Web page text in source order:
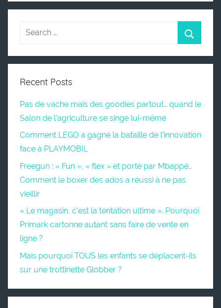
Recent Posts
Pas de vache mais des goodies partout… quand le
Salon de l’agriculture se singe lui-même
Comment LEGO a gagné la bataille de l’innovation
face à PLAYMOBIL
Freegun : « Fun », « flex » et porté par Mbappé…
Comment le boxer des ados a réussi à ne pas
vieillir
« Le magasin, c’est la tentation ultime ». Pourquoi
Primark cartonne autant sans faire de vente en
ligne ?
Mais pourquoi TOUS les enfants se déplacent-ils
sur une trottinette Globber ?